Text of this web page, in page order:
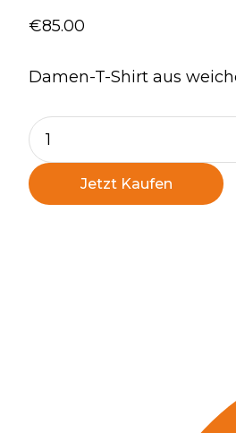
€85.00
Damen-T-Shirt aus
Jetzt Kaufen